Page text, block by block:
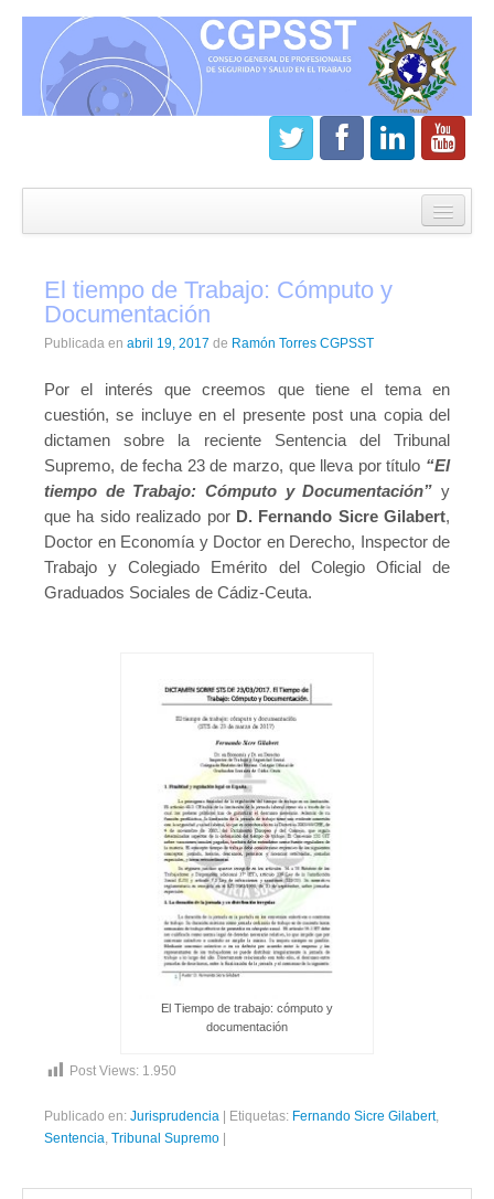
¿Que es el Consejo?
Estatutos
Órganos de gobierno
Junta directiva del CGPSST
Asamblea general CGPSST
Publicaciones
Publicaciones del CGPSST
Jurisprudencia
Publicaciones de otros colectivos
Prevencionistas SST
Novedades del consejo
Novedades de asociaciones
Novedades legislativas
Formación
Acciones Formativas CGPSST
El tiempo de Trabajo: Cómputo y
Documentación
Publicada en abril 19, 2017 de Ramón Torres CGPSST
Por el interés que creemos que tiene el tema en
cuestión, se incluye en el presente post una copia del
dictamen sobre la reciente Sentencia del Tribunal
Supremo, de fecha 23 de marzo, que lleva por título “El
tiempo de Trabajo: Cómputo y Documentación” y
que ha sido realizado por D. Fernando Sicre Gilabert,
Doctor en Economía y Doctor en Derecho, Inspector de
Trabajo y Colegiado Emérito del Colegio Oficial de
Graduados Sociales de Cádiz-Ceuta.
El Tiempo de trabajo: cómputo y
documentación
Post Views: 1.950
Publicado en: Jurisprudencia Etiquetas: Fernando Sicre Gilabert,
Sentencia, Tribunal Supremo